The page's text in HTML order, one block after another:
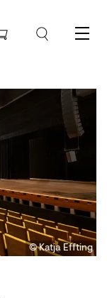
Menu
© Katja Effting